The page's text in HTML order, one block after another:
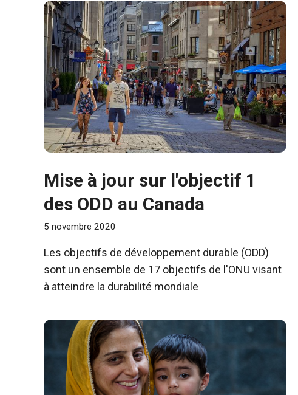
Mise à jour sur l'objectif 1
des ODD au Canada
5 novembre 2020
Les objectifs de développement durable (ODD)
sont un ensemble de 17 objectifs de l'ONU visant
à atteindre la durabilité mondiale